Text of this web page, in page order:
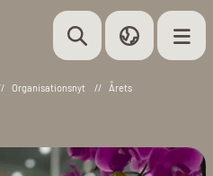
Organisationsnyt //
Årets